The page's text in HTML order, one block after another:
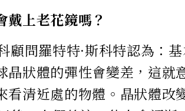
戴上老花鏡嗎？
問羅特特·斯科特認為：
晶狀體的彈性會變差，這就
看清近處的物體。晶狀體